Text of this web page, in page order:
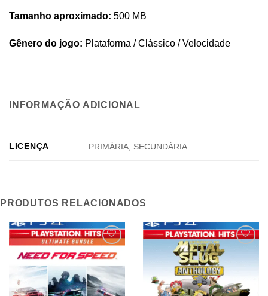
Tamanho aproximado: 500 MB
Gênero do jogo: Plataforma / Clássico / Velocidade
INFORMAÇÃO ADICIONAL
LICENÇA PRIMÁRIA, SECUNDÁRIA
PRODUTOS RELACIONADOS